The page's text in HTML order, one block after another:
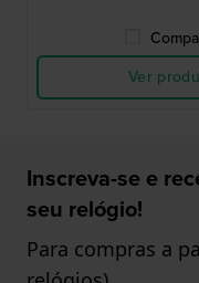
Ver
Inscreva-se e
seu relógio!
Para compras a